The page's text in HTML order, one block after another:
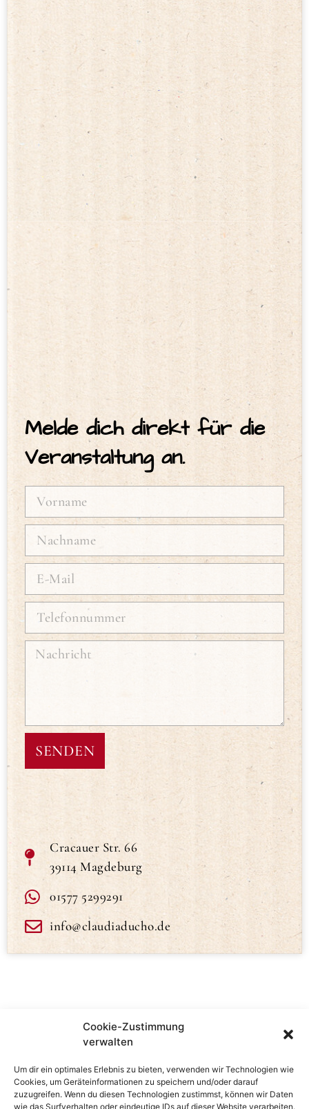
Cookie-Zustimmung
verwalten
Um dir ein optimales Erlebnis zu bieten, verwenden wir Technologien wie
Cookies, um Geräteinformationen zu speichern und/oder darauf
zuzugreifen. Wenn du diesen Technologien zustimmst, können wir Daten
wie das Surfverhalten oder eindeutige IDs auf dieser Website verarbeiten.
Melde dich direkt für die
Veranstaltung an.
SENDEN
Cracauer Str. 66
39114 Magdeburg
01577 5299291
info@claudiaducho.de